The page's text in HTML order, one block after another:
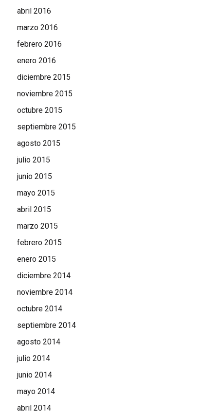
abril 2016
marzo 2016
febrero 2016
enero 2016
diciembre 2015
noviembre 2015
octubre 2015
septiembre 2015
agosto 2015
julio 2015
junio 2015
mayo 2015
abril 2015
marzo 2015
febrero 2015
enero 2015
diciembre 2014
noviembre 2014
octubre 2014
septiembre 2014
agosto 2014
julio 2014
junio 2014
mayo 2014
abril 2014